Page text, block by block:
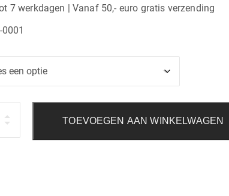
7 werkdagen | Vanaf 50,- euro gratis verzending
0001
TOEVOEGEN AAN WINKELWAGEN